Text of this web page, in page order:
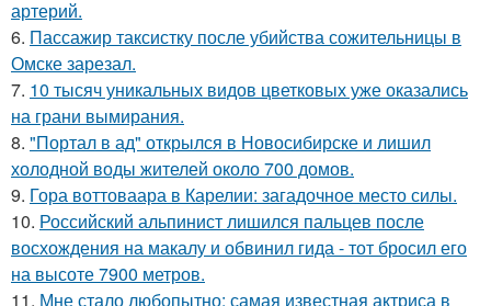
артерий.
6. Пассажир таксистку после убийства сожительницы в
Омске зарезал.
7. 10 тысяч уникальных видов цветковых уже оказались
на грани вымирания.
8. "Портал в ад" открылся в Новосибирске и лишил
холодной воды жителей около 700 домов.
9. Гора воттоваара в Карелии: загадочное место силы.
10. Российский альпинист лишился пальцев после
восхождения на макалу и обвинил гида - тот бросил его
на высоте 7900 метров.
11. Мне стало любопытно: самая известная актриса в